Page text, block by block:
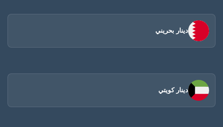
دينار بحريني
دينار كويتي